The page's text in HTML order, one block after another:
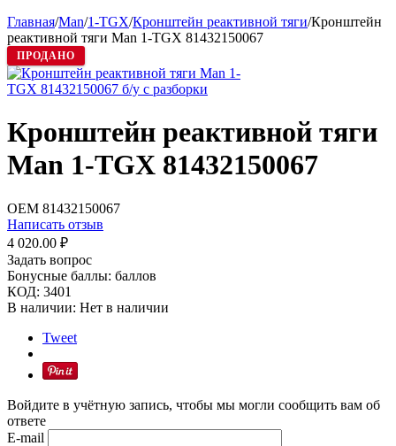
Главная/Man/1-TGX/Кронштейн реактивной тяги/Кронштейн
реактивной тяги Man 1-TGX 81432150067
ПРОДАНО
Кронштейн реактивной тяги
Man 1-TGX 81432150067
OEM 81432150067
Написать отзыв
4 020.00 ₽
Задать вопрос
Бонусные баллы: баллов
КОД: 3401
В наличии: Нет в наличии
Tweet
Войдите в учётную запись, чтобы мы могли сообщить вам об
ответе
E-mail